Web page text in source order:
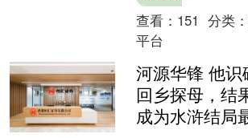
查看： 151 分类：
平台
河源华锋 他
回乡探母，结
成为水浒结局